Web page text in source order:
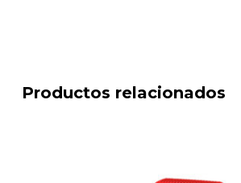
Productos relacionados